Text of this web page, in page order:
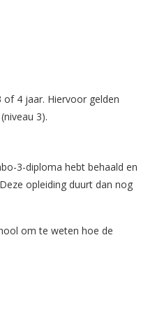
of 4 jaar. Hiervoor gelden
3).
3-diploma hebt behaald en
opleiding duurt dan nog
om te weten hoe de